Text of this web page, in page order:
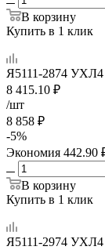
В корзину
Купить в 1 клик
Я5111-2874 УХЛ4
8 415.10 ₽
/шт
8 858 ₽
-5%
Экономия 442.90
В корзину
Купить в 1 клик
Я5111-2974 УХЛ4